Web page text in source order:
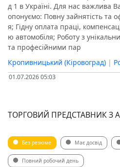
д 1 в Україні. Для нас важлива
опонуємо: Повну зайнятість та
я; Гідну оплата праці,
ю автомобіля; Роботу з
та професійними пар
Кропивницький (Кіровоград) |
01.07.2026 05:03
ТОРГОВИЙ ПРЕДСТАВНИК З
Без резюме Має досвід
Повний робочий день